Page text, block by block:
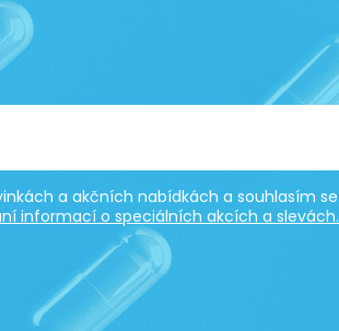
a akčních nabídkách a souhlasím se
informací o speciálních akcích a slevách.